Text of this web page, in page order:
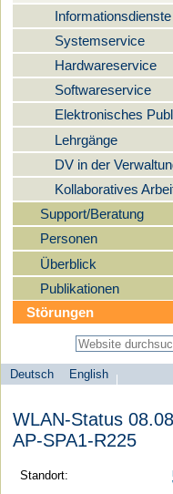
Informationsdienste
Systemservice
Hardwareservice
Softwareservice
Elektronisches
Lehrgänge
DV in der
Kollaboratives
Support/Beratung
Personen
Überblick
Publikationen
Störungen
Sprachauswahl
Deutsch
English
search-
Universität
zu
Berlin
WLAN-Status
AP-SPA1-R225
Standort: